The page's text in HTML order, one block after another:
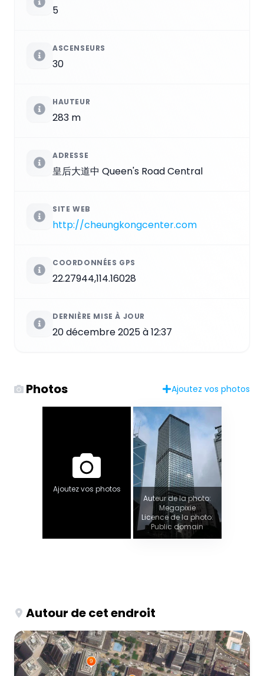
5
ASCENSEURS
30
HAUTEUR
283 m
ADRESSE
皇后大道中 Queen's Road Central
SITE WEB
http://cheungkongcenter.com
COORDONNÉES GPS
22.27944,114.16028
DERNIÈRE MISE À JOUR
20 décembre 2025 à 12:37
Photos Ajoutez vos photos
Ajoutez vos photos
Auteur de la photo:
Megapixie
Licence de la photo:
Public domain
Autour de cet endroit